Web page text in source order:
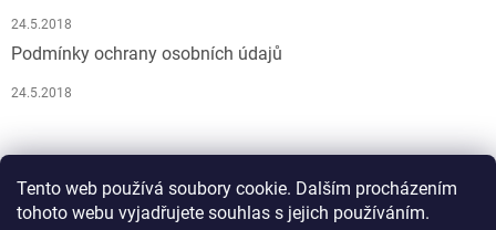
Tento web používá soubory cookie. Dalším procházením
tohoto webu vyjadřujete souhlas s jejich používáním.
24.5.2018
Podmínky ochrany osobních údajů
24.5.2018